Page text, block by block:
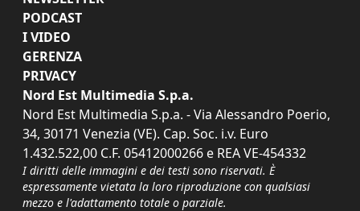
PODCAST
I VIDEO
GERENZA
PRIVACY
Nord Est Multimedia S.p.a.
Nord Est Multimedia S.p.a. - Via Alessandro Poerio,
34, 30171 Venezia (VE). Cap. Soc. i.v. Euro
1.432.522,00 C.F. 05412000266 e REA VE-454332
I diritti delle immagini e dei testi sono riservati. È
espressamente vietata la loro riproduzione con qualsiasi
mezzo e l'adattamento totale o parziale.